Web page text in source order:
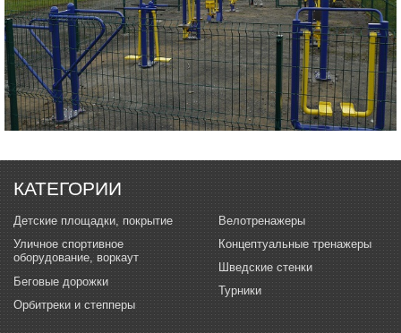
КАТЕГОРИИ
Детские площадки, покрытие
Уличное спортивное
оборудование, воркаут
Беговые дорожки
Орбитреки и степперы
Велотренажеры
Концептуальные тренажеры
Шведские стенки
Турники